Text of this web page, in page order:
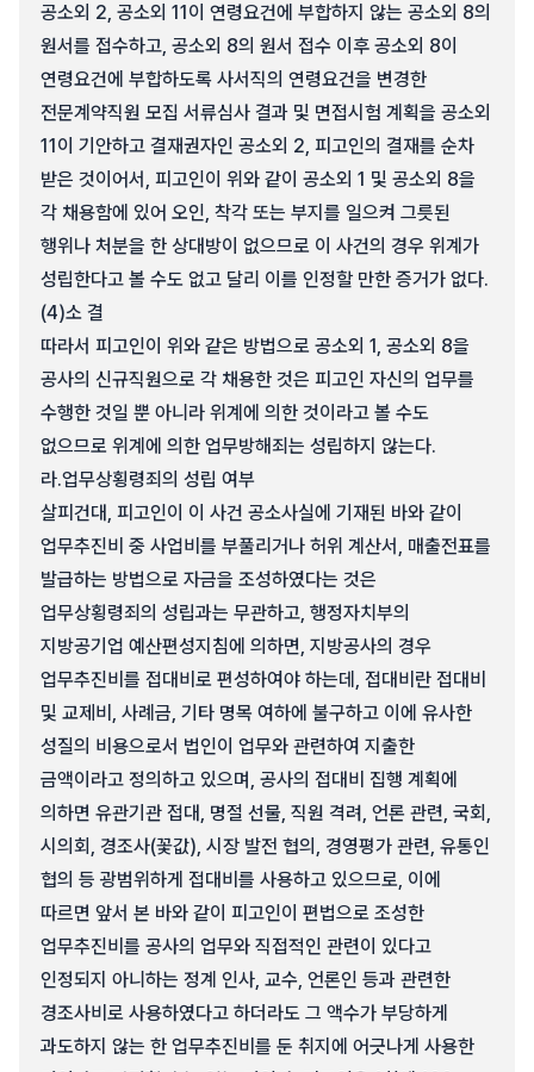
공소외 2, 공소외 11이 연령요건에 부합하지 않는 공소외 8의
원서를 접수하고, 공소외 8의 원서 접수 이후 공소외 8이
연령요건에 부합하도록 사서직의 연령요건을 변경한
전문계약직원 모집 서류심사 결과 및 면접시험 계획을 공소외
11이 기안하고 결재권자인 공소외 2, 피고인의 결재를 순차
받은 것이어서, 피고인이 위와 같이 공소외 1 및 공소외 8을
각 채용함에 있어 오인, 착각 또는 부지를 일으켜 그릇된
행위나 처분을 한 상대방이 없으므로 이 사건의 경우 위계가
성립한다고 볼 수도 없고 달리 이를 인정할 만한 증거가 없다.
(4)소 결
따라서 피고인이 위와 같은 방법으로 공소외 1, 공소외 8을
공사의 신규직원으로 각 채용한 것은 피고인 자신의 업무를
수행한 것일 뿐 아니라 위계에 의한 것이라고 볼 수도
없으므로 위계에 의한 업무방해죄는 성립하지 않는다.
라.업무상횡령죄의 성립 여부
살피건대, 피고인이 이 사건 공소사실에 기재된 바와 같이
업무추진비 중 사업비를 부풀리거나 허위 계산서, 매출전표를
발급하는 방법으로 자금을 조성하였다는 것은
업무상횡령죄의 성립과는 무관하고, 행정자치부의
지방공기업 예산편성지침에 의하면, 지방공사의 경우
업무추진비를 접대비로 편성하여야 하는데, 접대비란 접대비
및 교제비, 사례금, 기타 명목 여하에 불구하고 이에 유사한
성질의 비용으로서 법인이 업무와 관련하여 지출한
금액이라고 정의하고 있으며, 공사의 접대비 집행 계획에
의하면 유관기관 접대, 명절 선물, 직원 격려, 언론 관련, 국회,
시의회, 경조사(꽃값), 시장 발전 협의, 경영평가 관련, 유통인
협의 등 광범위하게 접대비를 사용하고 있으므로, 이에
따르면 앞서 본 바와 같이 피고인이 편법으로 조성한
업무추진비를 공사의 업무와 직접적인 관련이 있다고
인정되지 아니하는 정계 인사, 교수, 언론인 등과 관련한
경조사비로 사용하였다고 하더라도 그 액수가 부당하게
과도하지 않는 한 업무추진비를 둔 취지에 어긋나게 사용한